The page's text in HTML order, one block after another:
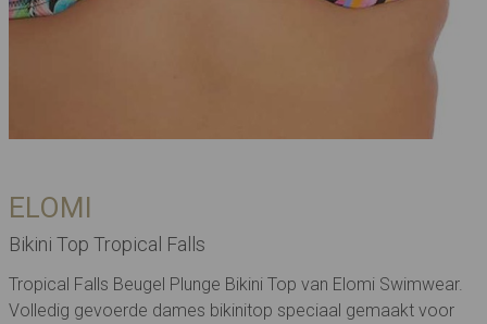
ELOMI
Bikini Top Tropical Falls
Tropical Falls Beugel Plunge Bikini Top van Elomi Swimwear.
Volledig gevoerde dames bikinitop speciaal gemaakt voor